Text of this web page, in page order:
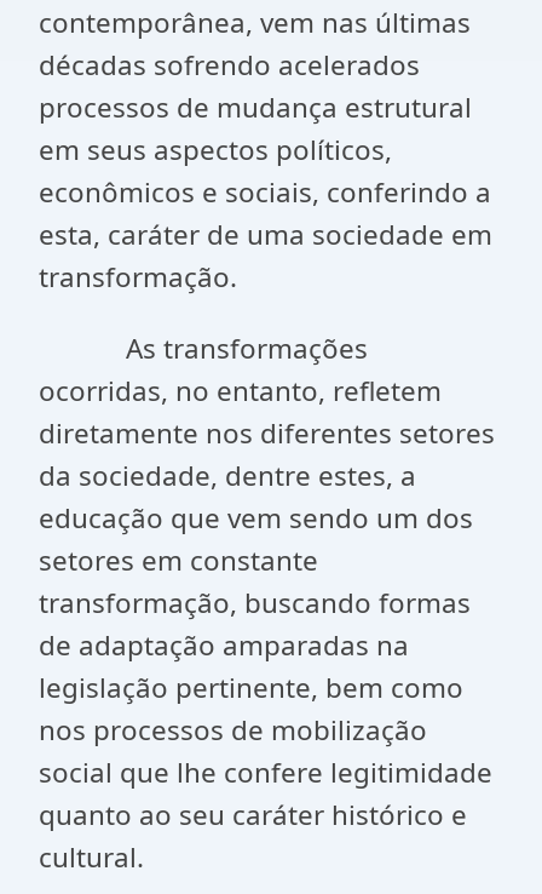
contemporânea, vem nas últimas
décadas sofrendo acelerados
processos de mudança estrutural
em seus aspectos políticos,
econômicos e sociais, conferindo a
esta, caráter de uma sociedade em
transformação.
As transformações
ocorridas, no entanto, refletem
diretamente nos diferentes setores
da sociedade, dentre estes, a
educação que vem sendo um dos
setores em constante
transformação, buscando formas
de adaptação amparadas na
legislação pertinente, bem como
nos processos de mobilização
social que lhe confere legitimidade
quanto ao seu caráter histórico e
cultural.